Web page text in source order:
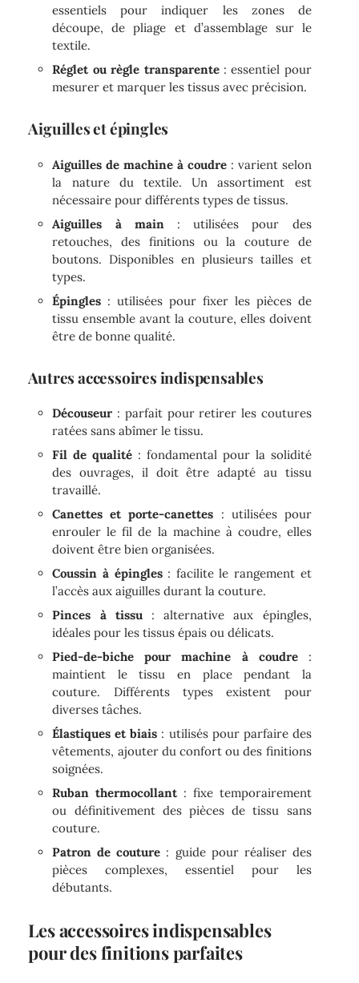
essentiels pour indiquer les zones de
découpe, de pliage et d’assemblage sur le
textile.
Réglet ou règle transparente: essentiel pour
mesurer et marquer les tissus avec précision.
Aiguilles et épingles
Aiguilles de machine à coudre: varient selon
la nature du textile. Un assortiment est
nécessaire pour différents types de tissus.
Aiguilles à main: utilisées pour des
retouches, des finitions ou la couture de
boutons. Disponibles en plusieurs tailles et
types.
Épingles : utilisées pour fixer les pièces de
tissu ensemble avant la couture, elles doivent
être de bonne qualité.
Autres accessoires indispensables
Découseur : parfait pour retirer les coutures
ratées sans abîmer le tissu.
Fil de qualité : fondamental pour la solidité
des ouvrages, il doit être adapté au tissu
travaillé.
Canettes et porte-canettes : utilisées pour
enrouler le fil de la machine à coudre, elles
doivent être bien organisées.
Coussin à épingles: facilite le rangement et
l’accès aux aiguilles durant la couture.
Pinces à tissu: alternative aux épingles,
idéales pour les tissus épais ou délicats.
Pied-de-biche pour machine à coudre:
maintient le tissu en place pendant la
couture. Différents types existent pour
diverses tâches.
Élastiques et biais : utilisés pour parfaire des
vêtements, ajouter du confort ou des finitions
soignées.
Ruban thermocollant: fixe temporairement
ou définitivement des pièces de tissu sans
couture.
Patron de couture : guide pour réaliser des
pièces complexes, essentiel pour les
débutants.
Les accessoires indispensables
pour des finitions parfaites